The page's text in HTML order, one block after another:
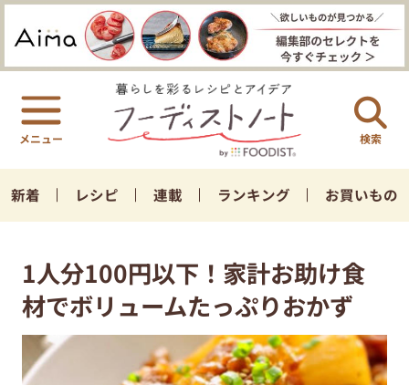
検索
新着 レシピ 連載 ランキング お買いもの
1人分100円以下！家計お助け食
材でボリュームたっぷりおかず